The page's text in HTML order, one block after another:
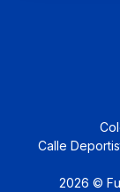
Calle
2026 ©